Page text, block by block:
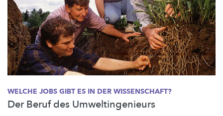
WELCHE JOBS GIBT ES IN DER WISSENSCHAFT?
Der Beruf des Umweltingenieurs